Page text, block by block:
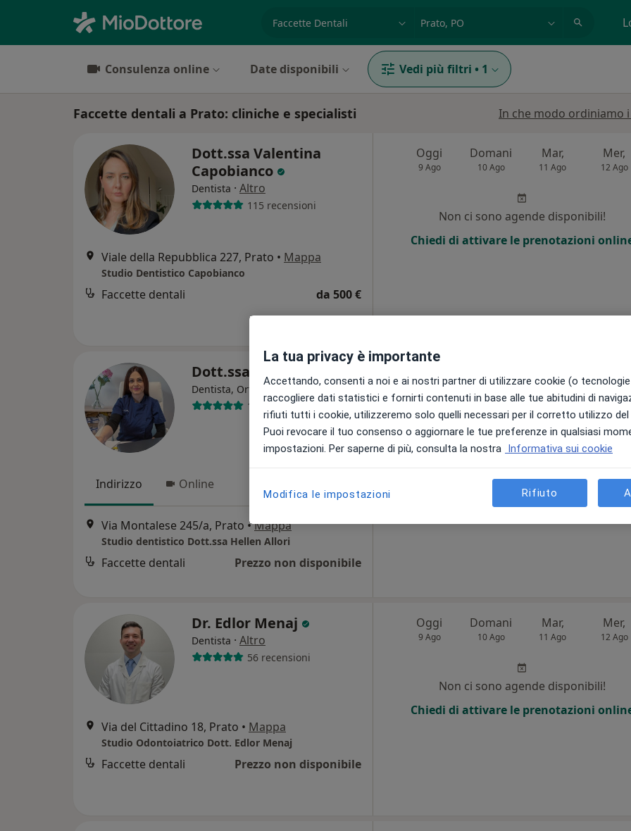
Consulenza online Date disponibili Vedi più filtri • 1
Faccette dentali a Prato: cliniche e specialisti In che modo ordiniamo
Dott.ssa Valentina
Capobianco
Dentista · Altro
115 recensioni
Viale della Repubblica 227, Prato • Mappa
Studio Dentistico Capobianco
Faccette dentali da 500 €
Oggi
9 Ago
Domani
10 Ago
Mar,
11 Ago
Mer,
12 Ago
Non ci sono agende disponibili!
Chiedi di attivare le prenotazioni
Dott.ssa Hellen Allori
Dentista, Ortodontista·Altro
166 recensioni
Indirizzo Online
Via Montalese 245/a, Prato •Mappa
Studio dentistico Dott.ssa Hellen Allori
Faccette dentali Prezzo non disponibile
9 Ago 10 Ago 11 Ago 12 Ago
Non ci sono agende disponibili!
Chiedi di attivare le prenotazioni online
Dr. Edlor Menaj
Dentista · Altro
56 recensioni
Via del Cittadino 18, Prato • Mappa
Studio Odontoiatrico Dott. Edlor Menaj
Faccette dentali Prezzo non disponibile
Oggi
9 Ago
Domani
10 Ago
Mar,
11 Ago
Mer,
12 Ago
Non ci sono agende disponibili!
Chiedi di attivare le prenotazioni
La tua privacy è importante
Accettando, consenti a noi e ai nostri partner di utilizzare cookie (o
raccogliere dati statistici e fornirti contenuti in base alle tue abitudini di
rifiuti tutti i cookie, utilizzeremo solo quelli necessari per il corretto utilizzo
Puoi revocare il tuo consenso o aggiornare le tue preferenze in qualsiasi
impostazioni. Per saperne di più, consulta la nostra Informativa sui cookie
Modifica le impostazioni Rifiuto